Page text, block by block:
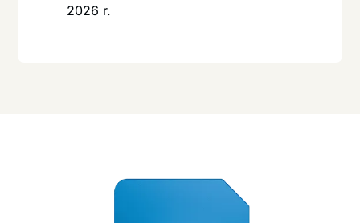
2026 r.